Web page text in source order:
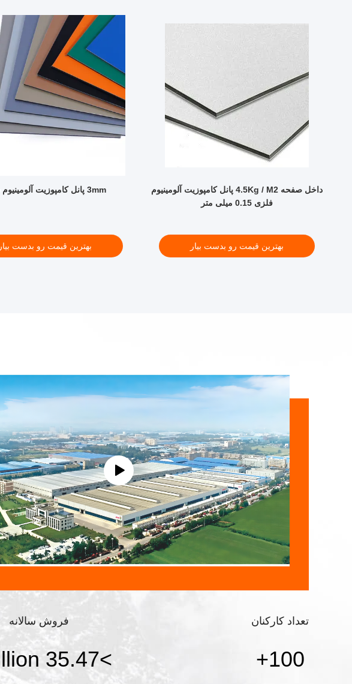
داخل صفحه 4.5Kg / M2 پانل کامپوزیت آلومینیوم
فلزی 0.15 میلی متر
بهترین قیمت رو بدست بیار
3mm پانل کامپوزیت آلومینیوم Acp
بهترین قیمت رو بدست بیار
تعداد کارکنان
100
+
فروش سالانه
>35.47 Million